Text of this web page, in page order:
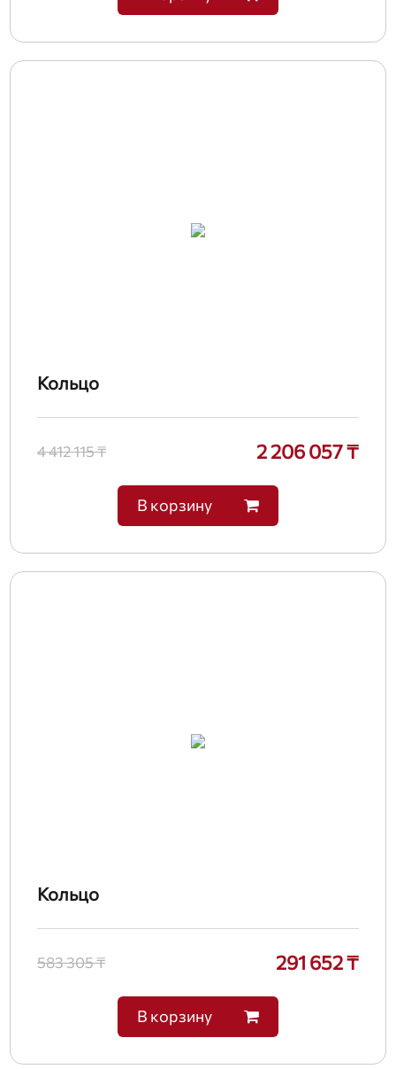
Кольцо
4 412 115 ₸ 2 206 057 ₸
В корзину
Кольцо
583 305 ₸ 291 652 ₸
В корзину